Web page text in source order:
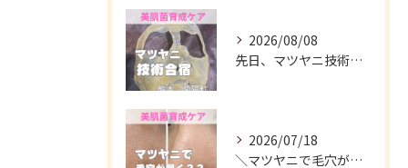
2026/08/08
先日、マツヤニ技術合宿に参加してきました✨
2026/07/18
＼マツヤニで毛穴が開く？／